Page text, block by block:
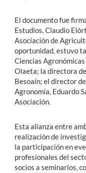
El documento fue
Estudios, Claudio
Asociación de
oportunidad, estuvo
Ciencias
Olaeta; la directora
Besoaín; el director
Agronomía, Eduardo
Asociación.
Esta alianza entre
realización de
la participación en
profesionales del
socios a seminarios,